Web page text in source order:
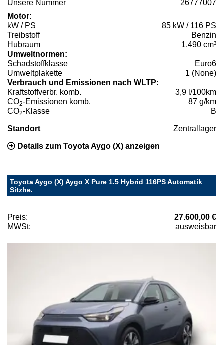
Unsere Nummer
26777007
Motor:
kW / PS
85 kW / 116 PS
Treibstoff
Benzin
Hubraum
1.490 cm³
Umweltnormen:
Schadstoffklasse
Euro6
Umweltplakette
1 (None)
Verbrauch und Emissionen nach WLTP:
Kraftstoffverbr. komb.
3,9 l/100km
CO2-Emissionen komb.
87 g/km
CO2-Klasse B
Standort Zentrallager
Details zum Toyota Aygo (X) anzeigen
Toyota Aygo (X) Aygo X Pure 1.5 Hybrid 116PS Automatik
Sitzhe.
Preis:
27.600,00 €
MWSt:
ausweisbar